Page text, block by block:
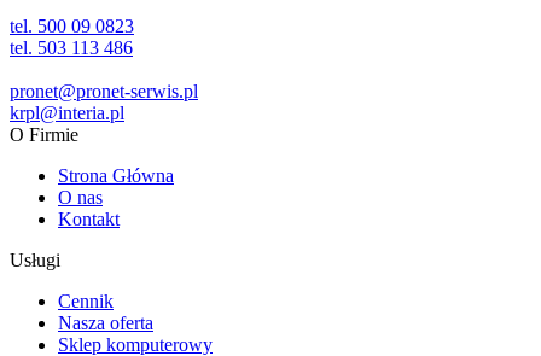
tel. 500 09 0823
tel. 503 113 486
pronet@pronet-serwis.pl
krpl@interia.pl
O Firmie
Strona Główna
O nas
Kontakt
Usługi
Cennik
Nasza oferta
Sklep komputerowy